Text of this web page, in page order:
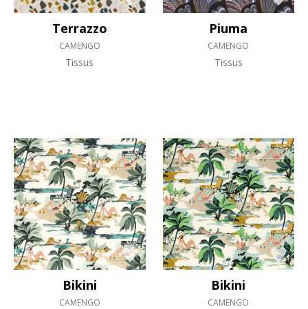
Terrazzo
CAMENGO
Tissus
Piuma
CAMENGO
Tissus
Bikini
CAMENGO
Bikini
CAMENGO